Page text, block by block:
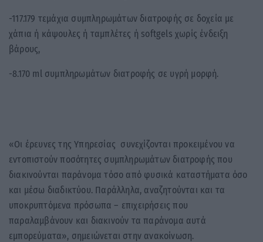
-117.179 τεμάχια συμπληρωμάτων διατροφής σε δοχεία με
χάπια ή κάψουλες ή ταμπλέτες ή softgels χωρίς ένδειξη
βάρους,
-8.170 ml συμπληρωμάτων διατροφής σε υγρή μορφή.
«Οι έρευνες της Υπηρεσίας συνεχίζονται προκειμένου να
εντοπιστούν ποσότητες συμπληρωμάτων διατροφής που
διακινούνται παράνομα τόσο από φυσικά καταστήματα όσο
και μέσω διαδικτύου. Παράλληλα, αναζητούνται και τα
υποκρυπτόμενα πρόσωπα – επιχειρήσεις που
παραλαμβάνουν και διακινούν τα παράνομα αυτά
εμπορεύματα», σημειώνεται στην ανακοίνωση.